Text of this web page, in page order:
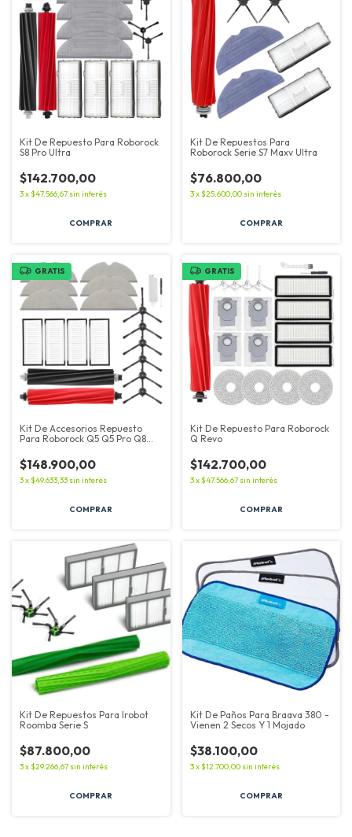
Kit De Repuesto Para Roborock
S8 Pro Ultra
$142.700,00
3x$47.566,67 sin interés
Kit De Repuestos Para
Roborock Serie S7 Maxv Ultra
$76.800,00
3x$25.600,00 sin interés
GRATIS
Kit De Accesorios Repuesto
Para Roborock Q5 Q5 Pro Q8
$148.900,00
3x$49.633,33 sin interés
GRATIS
Kit De Repuesto Para Roborock
Q Revo
$142.700,00
3x$47.566,67 sin interés
Kit De Repuestos Para Irobot
Roomba Serie S
$87.800,00
3x$29.266,67 sin interés
Kit De Paños Para Braava 380 -
Vienen 2 Secos Y 1 Mojado
$38.100,00
3x$12.700,00 sin interés